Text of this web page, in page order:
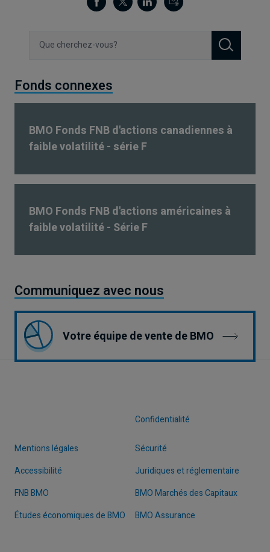
Fonds connexes
BMO Fonds FNB d'actions canadiennes à
faible volatilité - série F
BMO Fonds FNB d'actions américaines à
faible volatilité - Série F
Communiquez avec nous
Votre équipe de vente de BMO
Confidentialité
Mentions légales
Sécurité
Accessibilité
Juridiques et réglementaire
FNB BMO
BMO Marchés des Capitaux
Études économiques de BMO
BMO Assurance